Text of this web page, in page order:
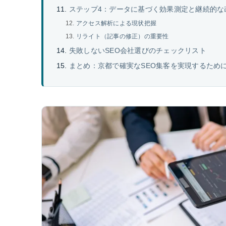
ステップ4：データに基づく効果測定と継続的な
アクセス解析による現状把握
リライト（記事の修正）の重要性
失敗しないSEO会社選びのチェックリスト
まとめ：京都で確実なSEO集客を実現するため